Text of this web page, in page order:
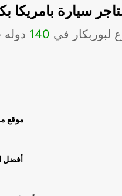
سيارة بامريكا
لبوربكار في 140 دوله
موقع
أفضل